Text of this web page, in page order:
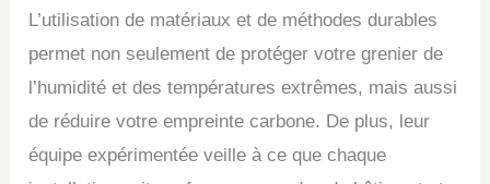
L’utilisation de matériaux et de méthodes durables
permet non seulement de protéger votre grenier de
l’humidité et des températures extrêmes, mais aussi
de réduire votre empreinte carbone. De plus, leur
équipe expérimentée veille à ce que chaque